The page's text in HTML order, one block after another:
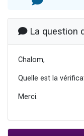
La question
Chalom,
Quelle est la
Merci.